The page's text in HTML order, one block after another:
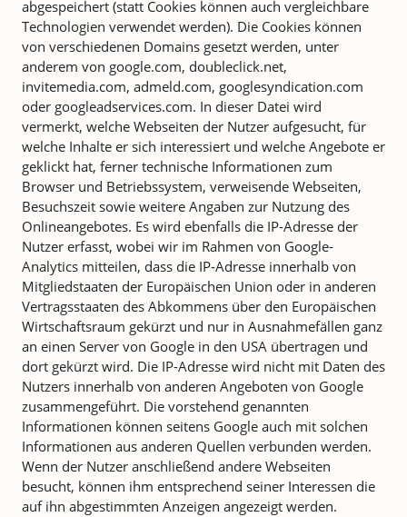
abgespeichert (statt Cookies können auch vergleichbare
Technologien verwendet werden). Die Cookies können
von verschiedenen Domains gesetzt werden, unter
anderem von google.com, doubleclick.net,
invitemedia.com, admeld.com, googlesyndication.com
oder googleadservices.com. In dieser Datei wird
vermerkt, welche Webseiten der Nutzer aufgesucht, für
welche Inhalte er sich interessiert und welche Angebote er
geklickt hat, ferner technische Informationen zum
Browser und Betriebssystem, verweisende Webseiten,
Besuchszeit sowie weitere Angaben zur Nutzung des
Onlineangebotes. Es wird ebenfalls die IP-Adresse der
Nutzer erfasst, wobei wir im Rahmen von Google-
Analytics mitteilen, dass die IP-Adresse innerhalb von
Mitgliedstaaten der Europäischen Union oder in anderen
Vertragsstaaten des Abkommens über den Europäischen
Wirtschaftsraum gekürzt und nur in Ausnahmefällen ganz
an einen Server von Google in den USA übertragen und
dort gekürzt wird. Die IP-Adresse wird nicht mit Daten des
Nutzers innerhalb von anderen Angeboten von Google
zusammengeführt. Die vorstehend genannten
Informationen können seitens Google auch mit solchen
Informationen aus anderen Quellen verbunden werden.
Wenn der Nutzer anschließend andere Webseiten
besucht, können ihm entsprechend seiner Interessen die
auf ihn abgestimmten Anzeigen angezeigt werden.